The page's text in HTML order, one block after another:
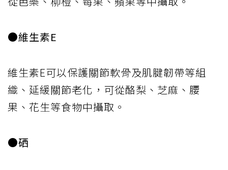
●維生素E
維生素E可以保護關節軟骨及肌腱韌帶等組
織、延緩關節老化，可從酪梨、芝麻、腰
果、花生等食物中攝取。
●硒